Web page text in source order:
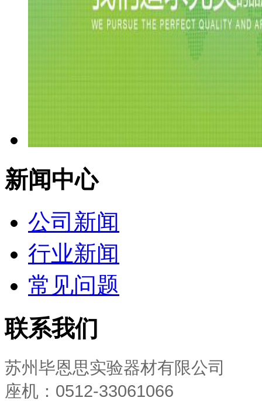
新闻中心
公司新闻
行业新闻
常见问题
联系我们
苏州毕恩思实验器材有限公司
座机：0512-33061066